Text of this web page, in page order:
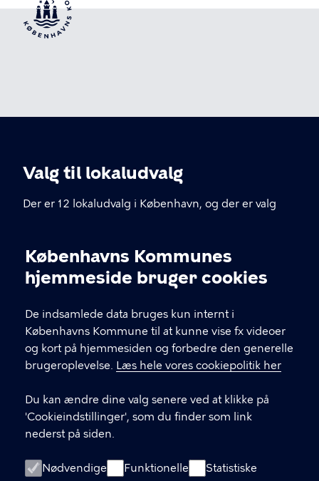
Cookieindstillinger
Københavns Kommunes
hjemmeside bruger cookies
De indsamlede data bruges kun internt i
Københavns Kommune til at kunne vise fx videoer
og kort på hjemmesiden og forbedre den generelle
brugeroplevelse. Læs hele vores cookiepolitik her
Du kan ændre dine valg senere ved at klikke på
'Cookieindstillinger', som du finder som link
nederst på siden.
Nødvendige Funktionelle Statistiske
Valg til lokaludvalg
Der er 12 lokaludvalg i København, og der er valg
kontaktoplysninger herunder.
Københavns Rådhus, Rådhuspladsen 1, 1599
København V
LINKS
Kontakt dit lokaludvalgssekretariat